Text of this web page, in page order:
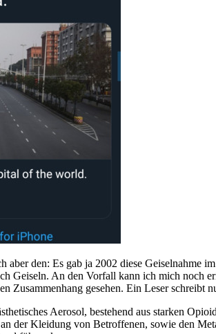
aber den: Es gab ja 2002 diese Geiselnahme
Geiseln. An den Vorfall kann ich mich noch
Zusammenhang gesehen. Ein Leser schreibt
Aerosol, bestehend aus starken
der Kleidung von Betroffenen, sowie den